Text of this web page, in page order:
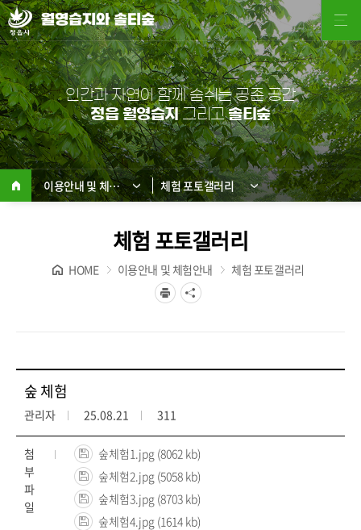
월영습지와 솔티숲
인간과 자연이 함께 숨쉬는 공존 공간
정읍 월영습지그리고솔티숲
이용안내 및 체험안내 체험 포토갤러리
체험 포토갤러리
HOME 이용안내 및 체험안내 체험 포토갤러리
숲 체험
관리자 25.08.21 311
첨
부
파
일
숲체험1.jpg (8062 kb)
숲체험2.jpg (5058 kb)
숲체험3.jpg (8703 kb)
숲체험4.jpg (1614 kb)